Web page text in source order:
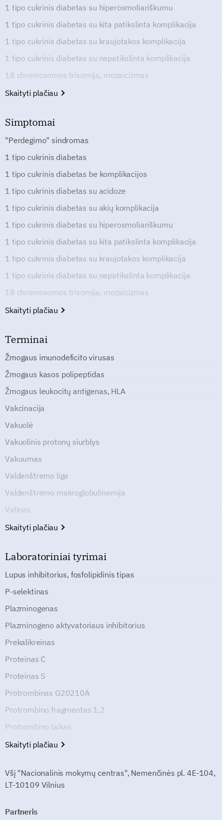
1 tipo cukrinis diabetas su hiperosmoliariškumu
1 tipo cukrinis diabetas su kita patikslinta komplikacija
1 tipo cukrinis diabetas su kraujotakos komplikacija
1 tipo cukrinis diabetas su nepatikslinta komplikacija
18 chromosomos trisomija, mozaicizmas
Skaityti plačiau
Simptomai
"Perdegimo" sindromas
1 tipo cukrinis diabetas
1 tipo cukrinis diabetas be komplikacijos
1 tipo cukrinis diabetas su acidoze
1 tipo cukrinis diabetas su akių komplikacija
1 tipo cukrinis diabetas su hiperosmoliariškumu
1 tipo cukrinis diabetas su kita patikslinta komplikacija
1 tipo cukrinis diabetas su kraujotakos komplikacija
1 tipo cukrinis diabetas su nepatikslinta komplikacija
18 chromosomos trisomija, mozaicizmas
Skaityti plačiau
Terminai
Žmogaus imunodeficito virusas
Žmogaus kasos polipeptidas
Žmogaus leukocitų antigenas, HLA
Vakcinacija
Vakuolė
Vakuolinis protonų siurblys
Vakuumas
Valdenštremo liga
Valdenštremo makroglobulinemija
Valinas
Skaityti plačiau
Laboratoriniai tyrimai
Lupus inhibitorius, fosfolipidinis tipas
P-selektinas
Plazminogenas
Plazminogeno aktyvatoriaus inhibitorius
Prekalikreinas
Proteinas C
Proteinas S
Protrombinas G20210A
Protrombino fragmentas 1.2
Protrombino laikas
Skaityti plačiau
Všį "Nacionalinis mokymų centras", Nemenčinės pl. 4E-104,
LT-10109 Vilnius
Partneris